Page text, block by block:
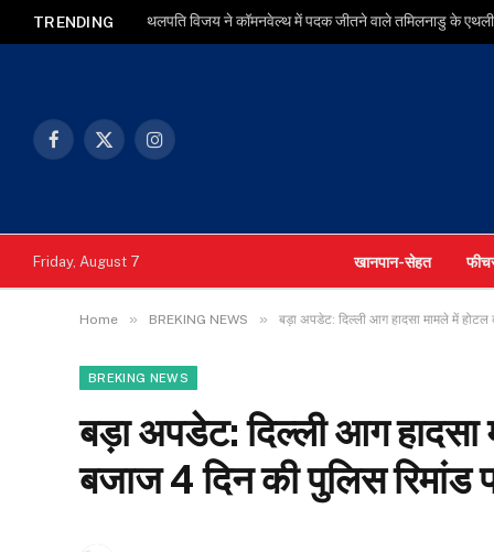
TRENDING थलपति विजय ने कॉमनवेल्थ में पदक जीतने वाले तमिलनाडु के
Facebook
X
Instagram
Friday, August 7 खानपान-सेहत
Home » BREKING NEWS » बड़ा अपडेट: दिल्ली आग हादसा मामले में
BREKING NEWS
बड़ा अपडेट: दिल्ली आग
बजाज 4 दिन की पुलिस रिमांड